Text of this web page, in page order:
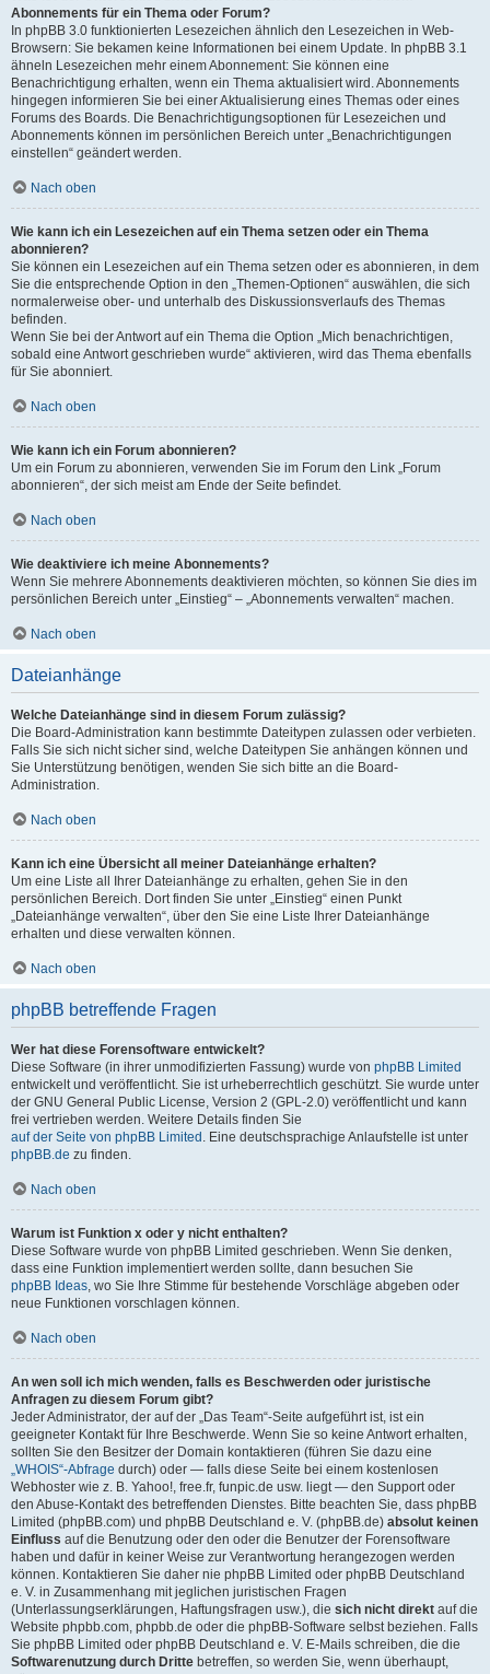
Abonnements für ein Thema oder Forum?
In phpBB 3.0 funktionierten Lesezeichen ähnlich den Lesezeichen in Web-
Browsern: Sie bekamen keine Informationen bei einem Update. In phpBB 3.1
ähneln Lesezeichen mehr einem Abonnement: Sie können eine
Benachrichtigung erhalten, wenn ein Thema aktualisiert wird. Abonnements
hingegen informieren Sie bei einer Aktualisierung eines Themas oder eines
Forums des Boards. Die Benachrichtigungsoptionen für Lesezeichen und
Abonnements können im persönlichen Bereich unter „Benachrichtigungen
einstellen“ geändert werden.
Nach oben
Wie kann ich ein Lesezeichen auf ein Thema setzen oder ein Thema
abonnieren?
Sie können ein Lesezeichen auf ein Thema setzen oder es abonnieren, in dem
Sie die entsprechende Option in den „Themen-Optionen“ auswählen, die sich
normalerweise ober- und unterhalb des Diskussionsverlaufs des Themas
befinden.
Wenn Sie bei der Antwort auf ein Thema die Option „Mich benachrichtigen,
sobald eine Antwort geschrieben wurde“ aktivieren, wird das Thema ebenfalls
für Sie abonniert.
Nach oben
Wie kann ich ein Forum abonnieren?
Um ein Forum zu abonnieren, verwenden Sie im Forum den Link „Forum
abonnieren“, der sich meist am Ende der Seite befindet.
Nach oben
Wie deaktiviere ich meine Abonnements?
Wenn Sie mehrere Abonnements deaktivieren möchten, so können Sie dies im
persönlichen Bereich unter „Einstieg“ – „Abonnements verwalten“ machen.
Nach oben
Dateianhänge
Welche Dateianhänge sind in diesem Forum zulässig?
Die Board-Administration kann bestimmte Dateitypen zulassen oder verbieten.
Falls Sie sich nicht sicher sind, welche Dateitypen Sie anhängen können und
Sie Unterstützung benötigen, wenden Sie sich bitte an die Board-
Administration.
Nach oben
Kann ich eine Übersicht all meiner Dateianhänge erhalten?
Um eine Liste all Ihrer Dateianhänge zu erhalten, gehen Sie in den
persönlichen Bereich. Dort finden Sie unter „Einstieg“ einen Punkt
„Dateianhänge verwalten“, über den Sie eine Liste Ihrer Dateianhänge
erhalten und diese verwalten können.
Nach oben
phpBB betreffende Fragen
Wer hat diese Forensoftware entwickelt?
Diese Software (in ihrer unmodifizierten Fassung) wurde von phpBB Limited
entwickelt und veröffentlicht. Sie ist urheberrechtlich geschützt. Sie wurde unter
der GNU General Public License, Version 2 (GPL-2.0) veröffentlicht und kann
frei vertrieben werden. Weitere Details finden Sie
auf der Seite von phpBB Limited . Eine deutschsprachige Anlaufstelle ist unter
phpBB.de zu finden.
Nach oben
Warum ist Funktion x oder y nicht enthalten?
Diese Software wurde von phpBB Limited geschrieben. Wenn Sie denken,
dass eine Funktion implementiert werden sollte, dann besuchen Sie
phpBB Ideas, wo Sie Ihre Stimme für bestehende Vorschläge abgeben oder
neue Funktionen vorschlagen können.
Nach oben
An wen soll ich mich wenden, falls es Beschwerden oder juristische
Anfragen zu diesem Forum gibt?
Jeder Administrator, der auf der „Das Team“-Seite aufgeführt ist, ist ein
geeigneter Kontakt für Ihre Beschwerde. Wenn Sie so keine Antwort erhalten,
sollten Sie den Besitzer der Domain kontaktieren (führen Sie dazu eine
„WHOIS“-Abfrage durch) oder — falls diese Seite bei einem kostenlosen
Webhoster wie z. B. Yahoo!, free.fr, funpic.de usw. liegt — den Support oder
den Abuse-Kontakt des betreffenden Dienstes. Bitte beachten Sie, dass phpBB
Limited (phpBB.com) und phpBB Deutschland e. V. (phpBB.de) absolut keinen
Einfluss auf die Benutzung oder den oder die Benutzer der Forensoftware
haben und dafür in keiner Weise zur Verantwortung herangezogen werden
können. Kontaktieren Sie daher nie phpBB Limited oder phpBB Deutschland
e. V. in Zusammenhang mit jeglichen juristischen Fragen
(Unterlassungserklärungen, Haftungsfragen usw.), die sich nicht direkt auf die
Website phpbb.com, phpbb.de oder die phpBB-Software selbst beziehen. Falls
Sie phpBB Limited oder phpBB Deutschland e. V. E-Mails schreiben, die die
Softwarenutzung durch Dritte betreffen, so werden Sie, wenn überhaupt,